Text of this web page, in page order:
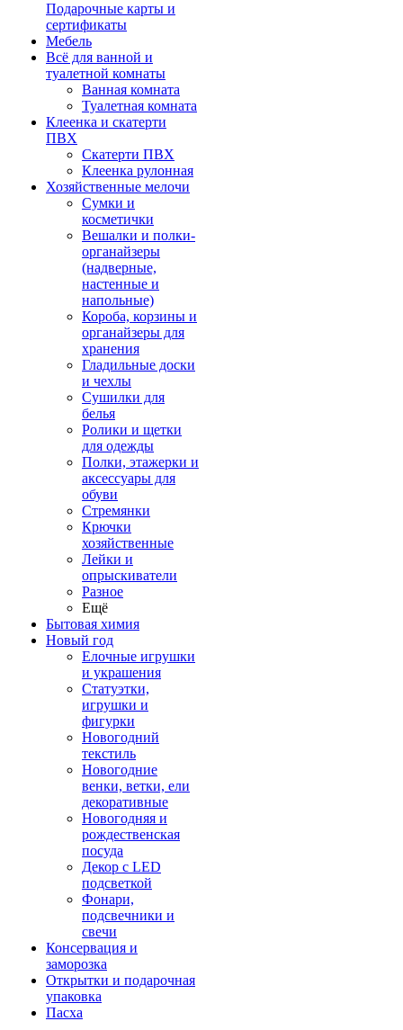
Подарочные карты и
сертификаты
Мебель
Всё для ванной и
туалетной комнаты
Ванная комната
Туалетная комната
Клеенка и скатерти
ПВХ
Скатерти ПВХ
Клеенка рулонная
Хозяйственные мелочи
Сумки и
косметички
Вешалки и полки-
органайзеры
(надверные,
настенные и
напольные)
Короба, корзины и
органайзеры для
хранения
Гладильные доски
и чехлы
Сушилки для
белья
Ролики и щетки
для одежды
Полки, этажерки и
аксессуары для
обуви
Стремянки
Крючки
хозяйственные
Лейки и
опрыскиватели
Разное
Ещё
Бытовая химия
Новый год
Елочные игрушки
и украшения
Статуэтки,
игрушки и
фигурки
Новогодний
текстиль
Новогодние
венки, ветки, ели
декоративные
Новогодняя и
рождественская
посуда
Декор с LED
подсветкой
Фонари,
подсвечники и
свечи
Консервация и
заморозка
Открытки и подарочная
упаковка
Пасха